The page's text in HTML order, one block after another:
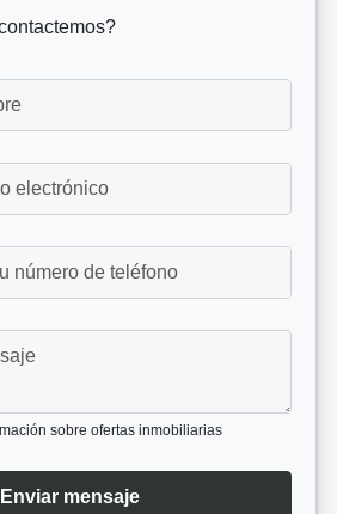
sobre ofertas inmobiliarias
Enviar mensaje